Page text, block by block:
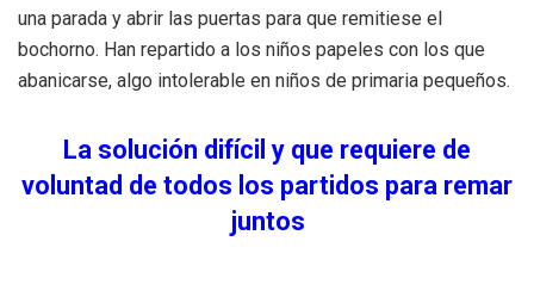
una parada y abrir las puertas para que remitiese el
bochorno. Han repartido a los niños papeles con los que
abanicarse, algo intolerable en niños de primaria pequeños.
La solución difícil y que requiere de
voluntad de todos los partidos para remar
juntos